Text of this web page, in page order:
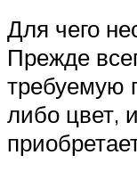
Для чего
Прежде
требуемую
либо цвет,